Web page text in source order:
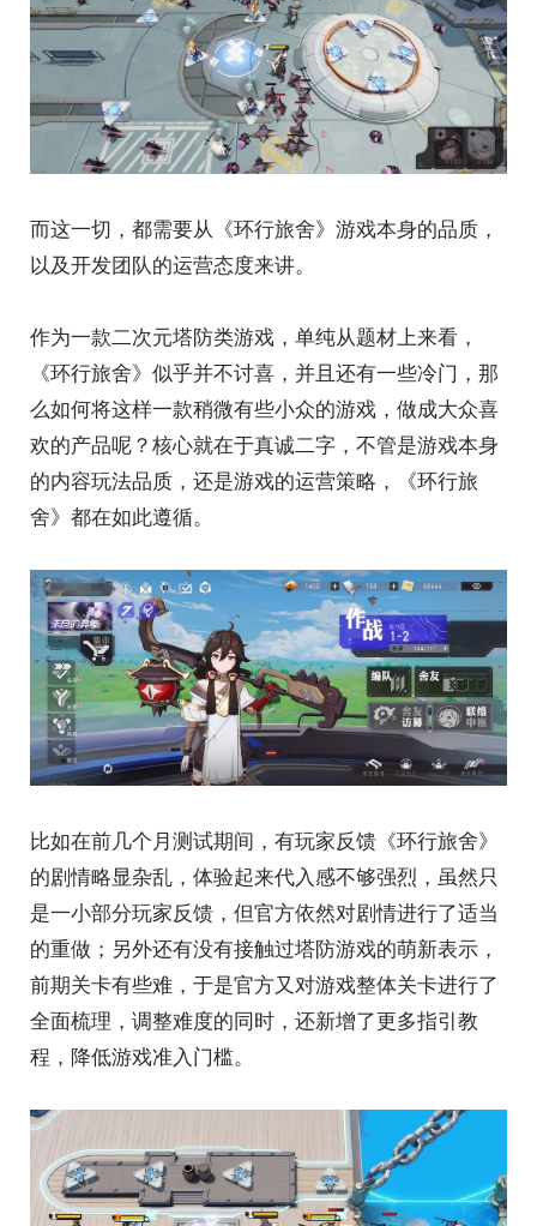
而这一切，都需要从《环行旅舍》游戏本身的品质，
以及开发团队的运营态度来讲。
作为一款二次元塔防类游戏，单纯从题材上来看，
《环行旅舍》似乎并不讨喜，并且还有一些冷门，那
么如何将这样一款稍微有些小众的游戏，做成大众喜
欢的产品呢？核心就在于真诚二字，不管是游戏本身
的内容玩法品质，还是游戏的运营策略，《环行旅
舍》都在如此遵循。
比如在前几个月测试期间，有玩家反馈《环行旅舍》
的剧情略显杂乱，体验起来代入感不够强烈，虽然只
是一小部分玩家反馈，但官方依然对剧情进行了适当
的重做；另外还有没有接触过塔防游戏的萌新表示，
前期关卡有些难，于是官方又对游戏整体关卡进行了
全面梳理，调整难度的同时，还新增了更多指引教
程，降低游戏准入门槛。